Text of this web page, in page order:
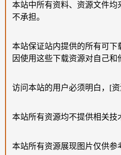
本站中所有资料、资源文件
不承担。
本站保证站内提供的所有可下
因使用这些下载资源对自己
访问本站的用户必须明白，[
本站所有资源均不提供相关技
本站所有资源展现图片仅供参